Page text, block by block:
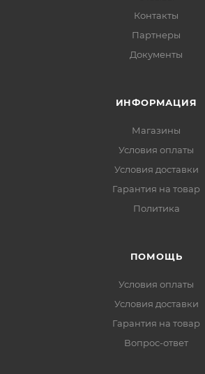
Контакты
Партнеры
Документы
ИНФОРМАЦИЯ
Магазины
Условия оплаты
Условия доставки
Гарантия на товар
Политика
ПОМОЩЬ
Условия оплаты
Условия доставки
Гарантия на товар
Вопрос-ответ